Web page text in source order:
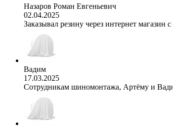
Назаров Роман Евгеньевич
02.04.2025
Заказывал резину через интернет магазин
Вадим
17.03.2025
Сотрудникам шиномонтажа, Артёму и